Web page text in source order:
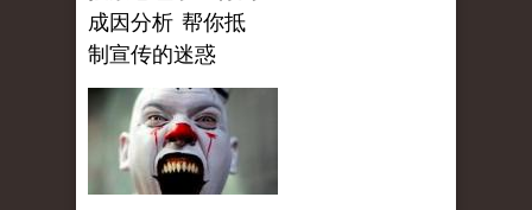
成因分析 帮你抵
制宣传的迷惑